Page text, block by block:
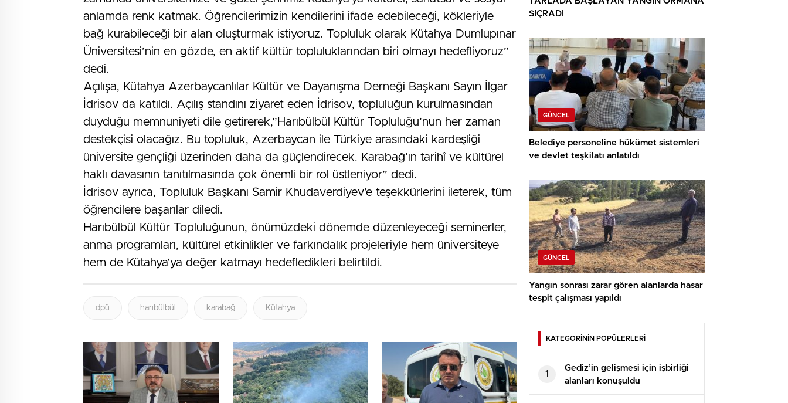
anlamda renk katmak. Öğrencilerimizin kendilerini ifade edebileceği, kökleriyle
bağ kurabileceği bir alan oluşturmak istiyoruz. Topluluk olarak Kütahya Dumlupınar
Üniversitesi’nin en gözde, en aktif kültür topluluklarından biri olmayı hedefliyoruz”
dedi.
Açılışa, Kütahya Azerbaycanlılar Kültür ve Dayanışma Derneği Başkanı Sayın İlgar
İdrisov da katıldı. Açılış standını ziyaret eden İdrisov, topluluğun kurulmasından
duyduğu memnuniyeti dile getirerek,”Harıbülbül Kültür Topluluğu’nun her zaman
destekçisi olacağız. Bu topluluk, Azerbaycan ile Türkiye arasındaki kardeşliği
üniversite gençliği üzerinden daha da güçlendirecek. Karabağ’ın tarihî ve kültürel
haklı davasının tanıtılmasında çok önemli bir rol üstleniyor” dedi.
İdrisov ayrıca, Topluluk Başkanı Samir Khudaverdiyev’e teşekkürlerini ileterek, tüm
öğrencilere başarılar diledi.
Harıbülbül Kültür Topluluğunun, önümüzdeki dönemde düzenleyeceği seminerler,
anma programları, kültürel etkinlikler ve farkındalık projeleriyle hem üniversiteye
hem de Kütahya’ya değer katmayı hedefledikleri belirtildi.
dpü harıbülbül karabağ Kütahya
SIÇRADI
GÜNCEL
Belediye personeline hükümet sistemleri
ve devlet teşkilatı anlatıldı
GÜNCEL
Yangın sonrası zarar gören alanlarda hasar
tespit çalışması yapıldı
KATEGORİNİN POPÜLERLERİ
1
Gediz’in gelişmesi için işbirliği
alanları konuşuldu